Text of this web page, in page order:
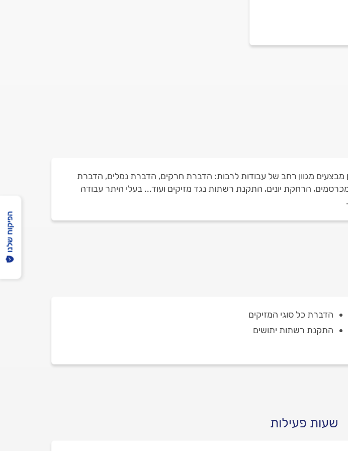
מבצעים מגוון רחב של עבודות לרבות: הדברת חרקים, הדברת נמלים, הדברת
הרחקת יונים, התקנת רשתות נגד מזיקים ועוד... בעלי היתר עבודה
הדברת כל סוגי המזיקים
התקנת רשתות יתושים
שעות פעילות
הפיקוח שלנו